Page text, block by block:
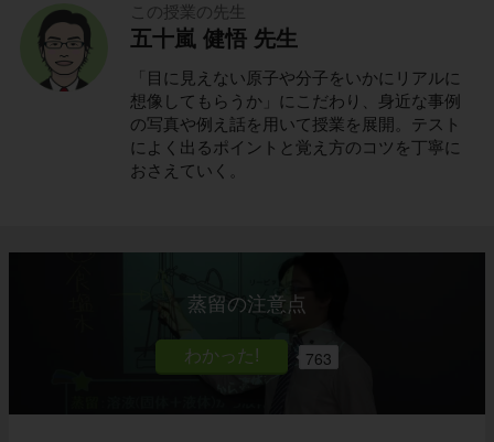
この授業の先生
五十嵐 健悟 先生
「目に見えない原子や分子をいかにリアルに
想像してもらうか」にこだわり、身近な事例
の写真や例え話を用いて授業を展開。テスト
によく出るポイントと覚え方のコツを丁寧に
おさえていく。
蒸留の注意点
763